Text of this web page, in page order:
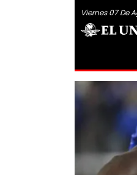
Viernes 07 De